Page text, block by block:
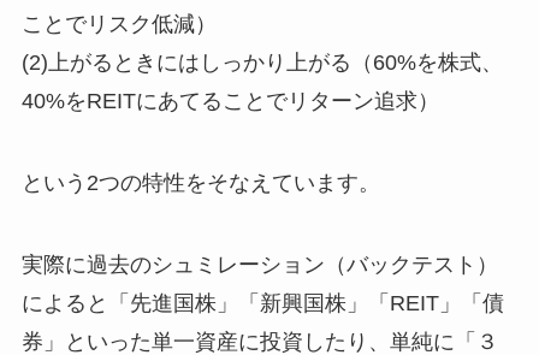
ことでリスク低減）
(2)上がるときにはしっかり上がる（60%を株式、
40%をREITにあてることでリターン追求）
という2つの特性をそなえています。
実際に過去のシュミレーション（バックテスト）
によると「先進国株」「新興国株」「REIT」「債
券」といった単一資産に投資したり、単純に「３